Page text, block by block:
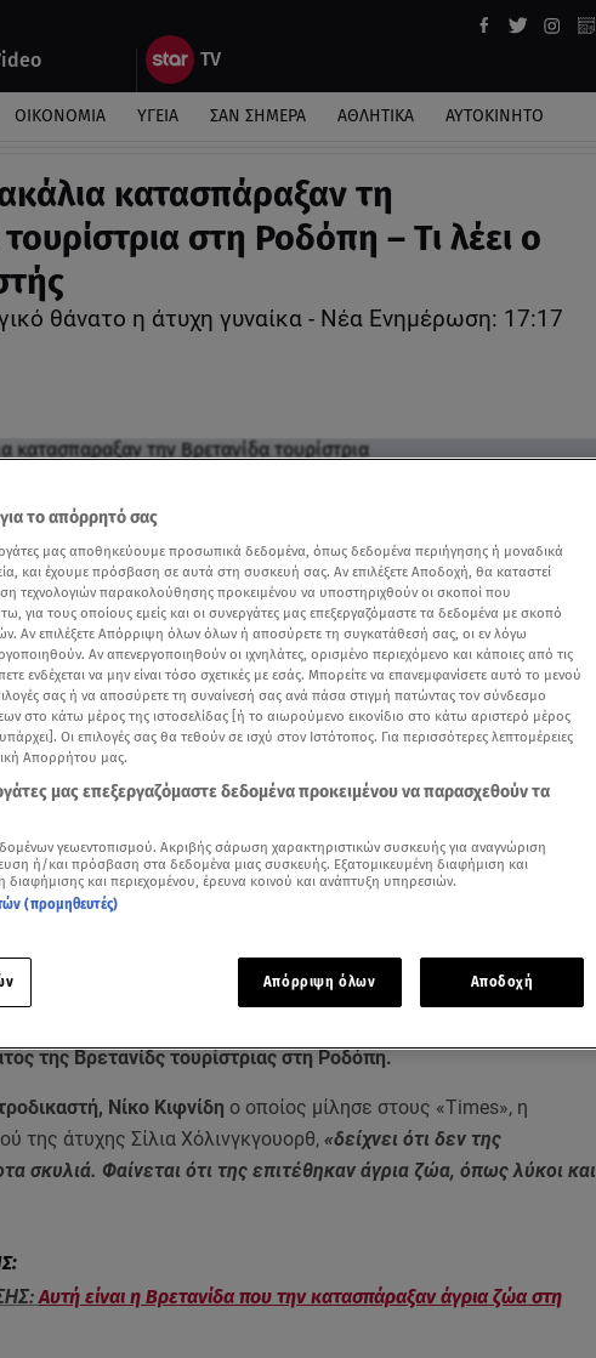
ΟΙΚΟΝΟΜΙΑ ΥΓΕΙΑ ΣΑΝ ΣΗΜΕΡΑ ΑΘΛΗΤΙΚΑ ΑΥΤΟΚΙΝΗΤΟ
κατασπάραξαν τη
στη Ροδόπη – Τι λέει ο
θάνατο η άτυχη γυναίκα - Νέα Ενημέρωση: 17:17
περισσότερα άρθρα μας στα αποτελέσματα αναζήτησης
από αδέσποτα σκυλιά (όπως αρχικά είχε ακουστεί),
της Βρετανίδς τουρίστριας στη Ροδόπη.
Νίκο Κιφνίδη ο οποίος μίλησε στους «Times», η
της άτυχης Σίλια Χόλινγκγουορθ, «δείχνει ότι δεν της
σκυλιά. Φαίνεται ότι της επιτέθηκαν άγρια ζώα, όπως λύκοι και
Αυτή είναι η Βρετανίδα που την κατασπάραξαν άγρια ζώα στη
το απόρρητό σας
μας αποθηκεύουμε προσωπικά δεδομένα, όπως δεδομένα περιήγησης ή μοναδικά
και έχουμε πρόσβαση σε αυτά στη συσκευή σας. Αν επιλέξετε Αποδοχή, θα καταστεί
τεχνολογιών παρακολούθησης προκειμένου να υποστηριχθούν οι σκοποί που
για τους οποίους εμείς και οι συνεργάτες μας επεξεργαζόμαστε τα δεδομένα με σκοπό
Αν επιλέξετε Απόρριψη όλων όλων ή αποσύρετε τη συγκατάθεσή σας, οι εν λόγω
Αν απενεργοποιηθούν οι ιχνηλάτες, ορισμένο περιεχόμενο και κάποιες από τις
ενδέχεται να μην είναι τόσο σχετικές με εσάς. Μπορείτε να επανεμφανίσετε αυτό το μενού
σας ή να αποσύρετε τη συναίνεσή σας ανά πάσα στιγμή πατώντας τον σύνδεσμο
στο κάτω μέρος της ιστοσελίδας [ή το αιωρούμενο εικονίδιο στο κάτω αριστερό μέρος
Οι επιλογές σας θα τεθούν σε ισχύ στον Ιστότοπος. Για περισσότερες λεπτομέρειες
Απορρήτου μας.
μας επεξεργαζόμαστε δεδομένα προκειμένου να παρασχεθούν τα
γεωεντοπισμού. Ακριβής σάρωση χαρακτηριστικών συσκευής για αναγνώριση
ή/και πρόσβαση στα δεδομένα μιας συσκευής. Εξατομικευμένη διαφήμιση και
διαφήμισης και περιεχομένου, έρευνα κοινού και ανάπτυξη υπηρεσιών.
(προμηθευτές)
Απόρριψη όλων Αποδοχή